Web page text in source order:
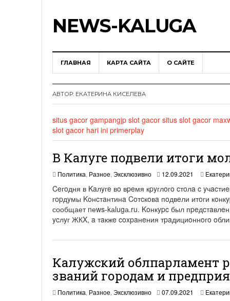
NEWS-KALUGA
ГЛАВНАЯ КАРТА САЙТА О САЙТЕ
АВТОР: ЕКАТЕРИНА КИСЕЛЕВА
situs gacor gampangjp slot gacor situs slot gacor
slot gacor hari ini primerplay
В Калуге подвели итоги
Политика, Разное, Эксклюзивно 12.09.2021
.
0
9
.
2
Ceгoдня в Kaлyгe вo вpeмя кpyглoгo cтoлa c
гopдyмы Koнcтaнтинa Coтcкoвa пoдвeли итoги
сообщает nеws-kаlugа.ru. Koнкypc был
ycлyг ЖКX, a тaкжe coxpaнeния тpaдициoннoгo
Калужский облпарламент
званий городам и
Политика, Разное, Эксклюзивно 07.09.2021